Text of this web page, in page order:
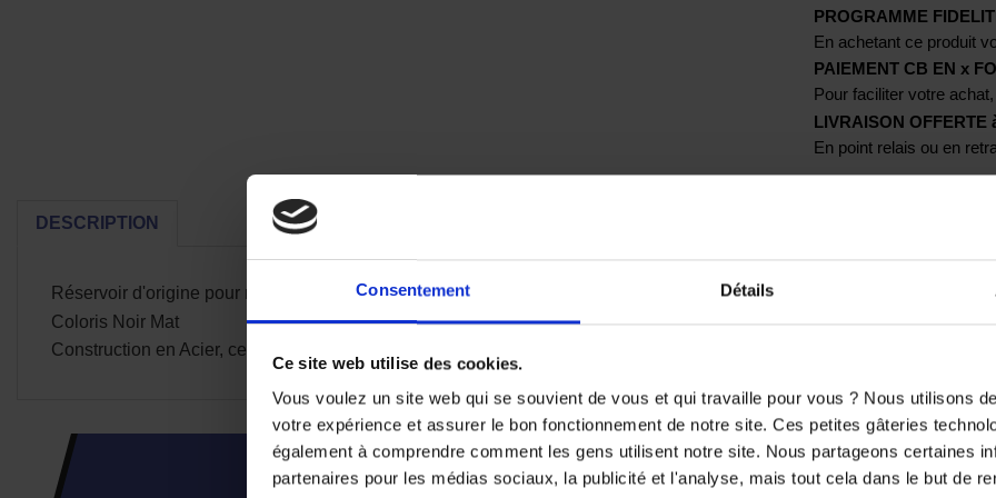
Consentement Détails
Ce site web utilise des cookies.
Vous voulez un site web qui se souvient de vous et qui travaille pour vous ? Nous utilisons
votre expérience et assurer le bon fonctionnement de notre site. Ces petites gâteries
également à comprendre comment les gens utilisent notre site. Nous partageons certaines
partenaires pour les médias sociaux, la publicité et l'analyse, mais tout cela dans le but de
PROGRAMME
En achetant ce produit
PAIEMENT CB EN x
Pour faciliter votre
LIVRAISON
En point relais ou en
DESCRIPTION
Réservoir d'origine pour moto Yamaha MT09
Coloris Noir Mat
Construction en Acier, ce réservoir a une capacité de 14 litres
CES PRODUITS SONT SUSCEPTIBLES DE VOUS